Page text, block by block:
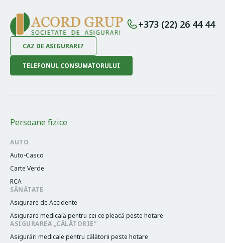
+373 (22) 26 44 44
CAZ DE ASIGURARE?
TELEFONUL CONSUMATORULUI
Persoane fizice
AUTO
Auto-Casco
Carte Verde
RCA
SĂNĂTATE
Asigurare de Accidente
Asigurare medicală pentru cei cе pleacă peste hotare
ASIGURAREA „CĂLĂTORIE”
Asigurări medicale pentru călătorii peste hotare